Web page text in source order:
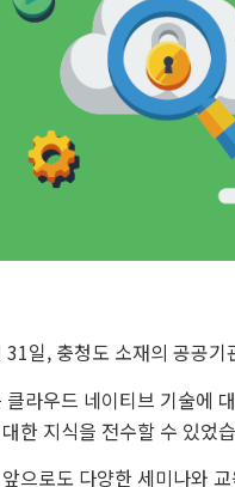
일, 충청도 소재의 공공
클라우드 네이티브 기술에
한 지식을 전수할 수 있었
으로도 다양한 세미나와